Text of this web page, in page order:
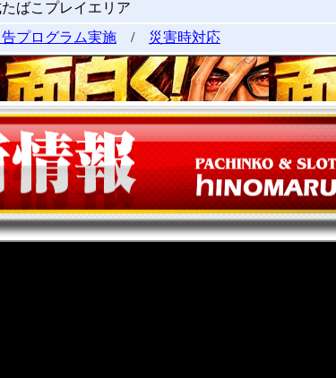
ばこプレイエリア
プログラム実施 / 災害時対応